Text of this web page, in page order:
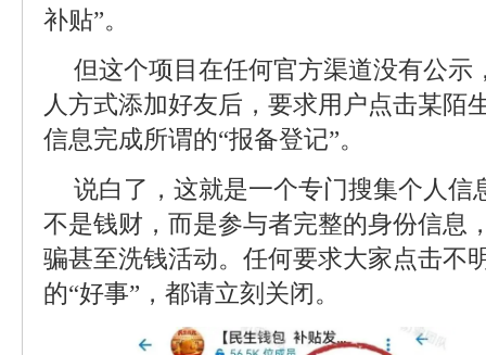
补贴”。
但这个项目在任何官方渠道没有公示
人方式添加好友后，要求用户点击某陌
信息完成所谓的“报备登记”。
说白了，这就是一个专门搜集个人信
不是钱财，而是参与者完整的身份信息
骗甚至洗钱活动。任何要求大家点击不
的“好事”，都请立刻关闭。